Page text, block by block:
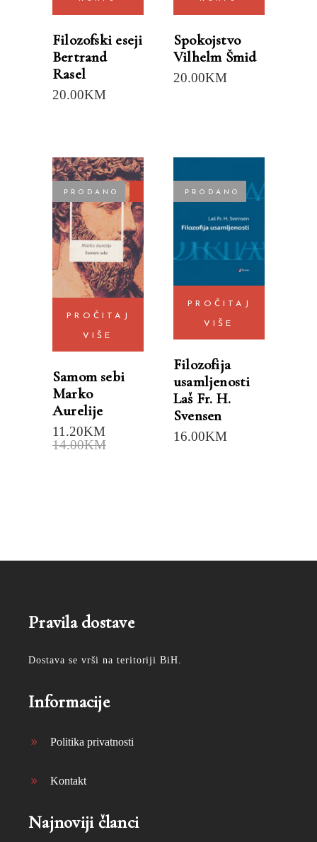
Filozofski eseji
Bertrand
Rasel
20.00KM
Spokojstvo
Vilhelm Šmid
20.00KM
POPUST
PRODANO
PROČITAJ
VIŠE
Samom sebi
Marko
Aurelije
14.00KM
11.20KM
PRODANO
PROČITAJ
VIŠE
Filozofija
usamljenosti
Laš Fr. H.
Svensen
16.00KM
Pravila dostave
Dostava se vrši na teritoriji BiH.
Informacije
Politika privatnosti
Kontakt
Najnoviji članci